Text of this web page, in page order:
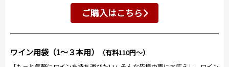
ご購入はこちら
ワイン用袋（1～３本用） （有料110円～）